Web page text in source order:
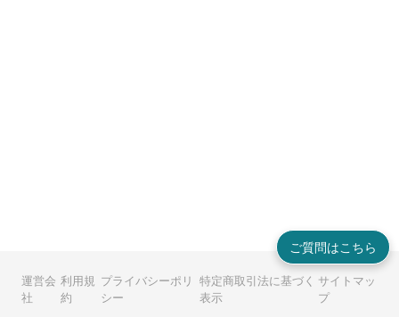
ご質問はこちら
運営会
社
利用規
約
プライバシーポリ
シー
特定商取引法に基づく
表示
サイトマッ
プ